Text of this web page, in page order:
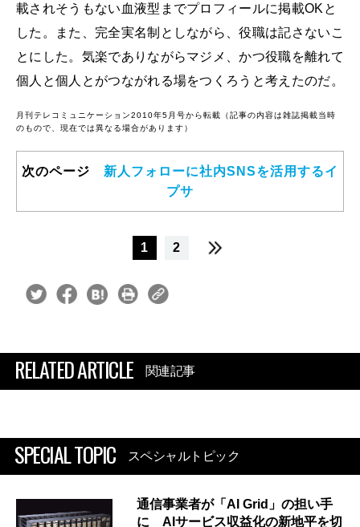
載されそうもない血液型までプロフィールに掲載OKと
した。また、完全実名制としながら、役職は記さないこ
とにした。気楽でありながらマジメ、かつ役職を離れて
個人と個人とがつながれる場をつくろうと考えたのだ。
月刊テレコミュニケーション2010年5月号から転載（記事の内容は雑誌掲載当時
のもので、現在では異なる場合があります）
次のページ 新人フォローに社内SNSを活用するイ
プサ
1 2
RELATED ARTICLE 関連記事
SPECIAL TOPIC スペシャルトピック
通信事業者が「AI Grid」の担い手
に AIサービス収益化の新地平を切